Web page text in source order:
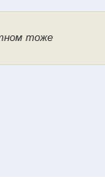
тоже